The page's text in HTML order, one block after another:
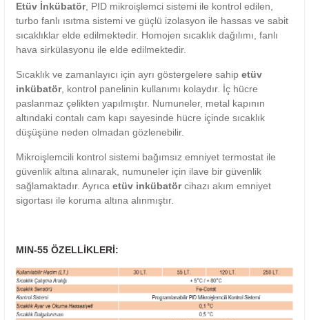
Etüv İnkübatör, PID mikroişlemci sistemi ile kontrol edilen,
turbo fanlı ısıtma sistemi ve güçlü izolasyon ile hassas ve sabit
sıcaklıklar elde edilmektedir. Homojen sıcaklık dağılımı, fanlı
hava sirkülasyonu ile elde edilmektedir.
Sıcaklık ve zamanlayıcı için ayrı göstergelere sahip etüv
inkübatör, kontrol panelinin kullanımı kolaydır. İç hücre
paslanmaz çelikten yapılmıştır. Numuneler, metal kapının
altındaki contalı cam kapı sayesinde hücre içinde sıcaklık
düşüşüne neden olmadan gözlenebilir.
Mikroişlemcili kontrol sistemi bağımsız emniyet termostat ile
güvenlik altına alınarak, numuneler için ilave bir güvenlik
sağlamaktadır. Ayrıca etüv inkübatörcihazı akım emniyet
sigortası ile koruma altına alınmıştır.
MIN-55 ÖZELLİKLERİ: